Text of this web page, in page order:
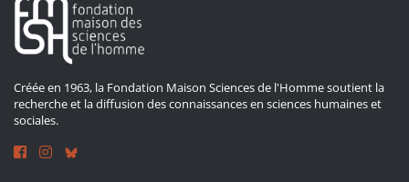
Créée en 1963, la Fondation Maison Sciences de l'Homme soutient la
recherche et la diffusion des connaissances en sciences humaines et
sociales.